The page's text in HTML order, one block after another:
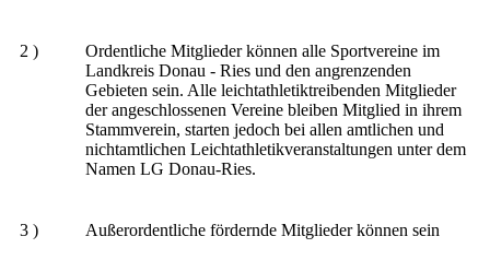
2 )
Ordentliche Mitglieder können alle Sportvereine im
Landkreis Donau - Ries und den angrenzenden
Gebieten sein. Alle leichtathletiktreibenden Mitglieder
der angeschlossenen Vereine bleiben Mitglied in ihrem
Stammverein, starten jedoch bei allen amtlichen und
nichtamtlichen Leichtathletikveranstaltungen unter dem
Namen LG Donau-Ries.
3 ) Außerordentliche fördernde Mitglieder können sein